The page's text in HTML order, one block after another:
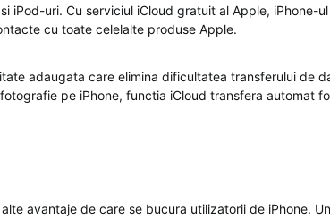
iPod-uri. Cu serviciul iCloud gratuit al Apple, iPhone-
cu toate celelalte produse Apple.
adaugata care elimina dificultatea transferului de
pe iPhone, functia iCloud transfera automat
avantaje de care se bucura utilizatorii de iPhone.